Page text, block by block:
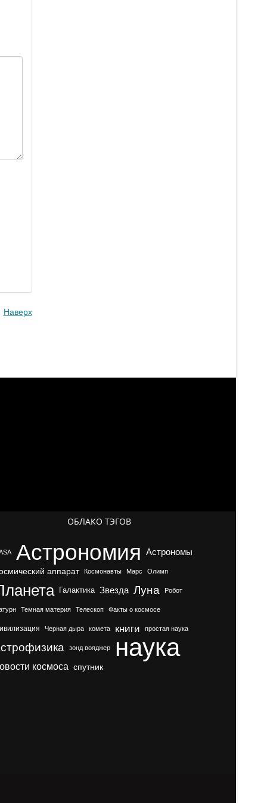
Наверх
ОБЛАКО ТЭГОВ
Астрономия
Астрономы
аппарат
Космонавты Марс Олимп
Галактика Звезда Луна Робот
Темная материя Телескоп Факты о космосе
Черная дыра комета книги простая наука
зонд вояджер наука
космоса спутник